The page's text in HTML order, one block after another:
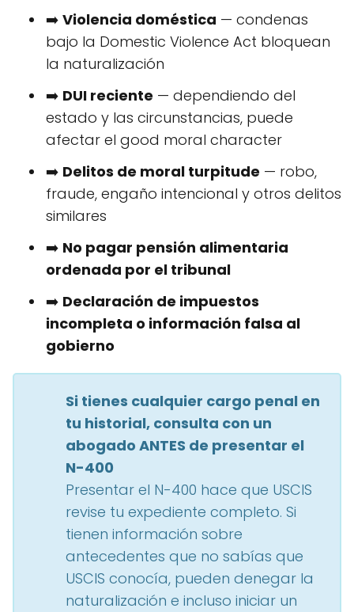
➡️ Violencia doméstica — condenas
bajo la Domestic Violence Act bloquean
la naturalización
➡️ DUI reciente — dependiendo del
estado y las circunstancias, puede
afectar el good moral character
➡️ Delitos de moral turpitude — robo,
fraude, engaño intencional y otros delitos
similares
➡️ No pagar pensión alimentaria
ordenada por el tribunal
➡️ Declaración de impuestos
incompleta o información falsa al
gobierno
Si tienes cualquier cargo penal en
tu historial, consulta con un
abogado ANTES de presentar el
N-400
Presentar el N-400 hace que USCIS
revise tu expediente completo. Si
tienen información sobre
antecedentes que no sabías que
USCIS conocía, pueden denegar la
naturalización e incluso iniciar un